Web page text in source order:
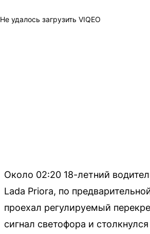
Не удалось загрузить VIQEO
Около 02:20 18-летний
Lada Priora, по
проехал регулируемый
сигнал светофора и